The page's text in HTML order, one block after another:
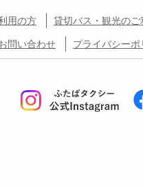
用の方 貸切バス・観光のご
問い合わせ プライバシーポ